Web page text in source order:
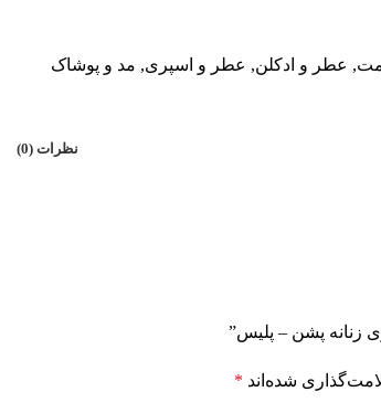
, عطر و ادکلن, عطر و اسپری, مد و پوشاک
نظرات (0)
زنانه پشن – پلیس”
شده‌اند *